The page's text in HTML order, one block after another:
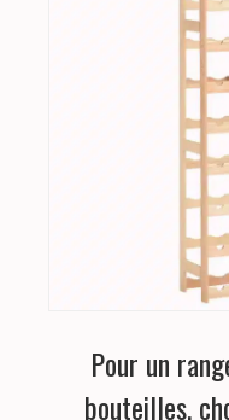
Pour un
bouteilles,